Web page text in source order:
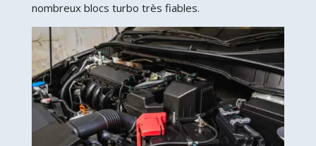
nombreux blocs turbo très fiables.